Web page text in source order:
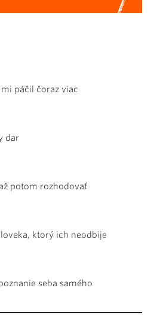
páčil čoraz viac
dar
potom rozhodovať
ktorý ich neodbije
seba samého